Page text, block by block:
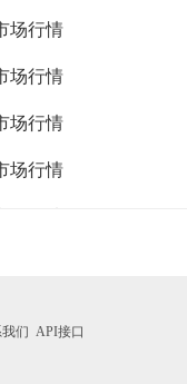
场行情
场行情
场行情
场行情
行情
们 API接口